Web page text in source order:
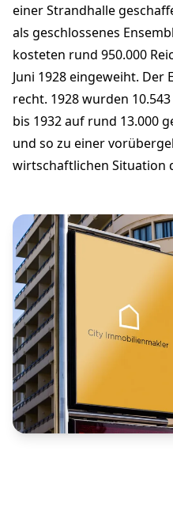
einer Strandhalle
als geschlossenes
kosteten rund 950.000
Juni 1928 eingeweiht. Der
recht. 1928 wurden
bis 1932 auf rund 13.000
und so zu einer
wirtschaftlichen Situation